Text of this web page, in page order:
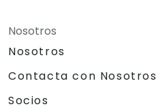
Nosotros
Nosotros
Contacta con Nosotros
Socios